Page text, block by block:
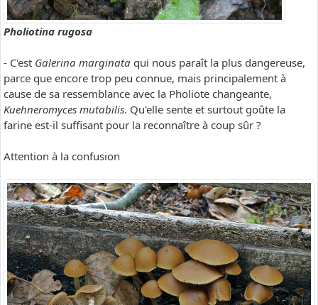
Pholiotina rugosa
- C'est Galerina marginata qui nous paraît la plus dangereuse,
parce que encore trop peu connue, mais principalement à
cause de sa ressemblance avec la Pholiote changeante,
Kuehneromyces mutabilis. Qu'elle sente et surtout goûte la
farine est-il suffisant pour la reconnaître à coup sûr ?
Attention à la confusion